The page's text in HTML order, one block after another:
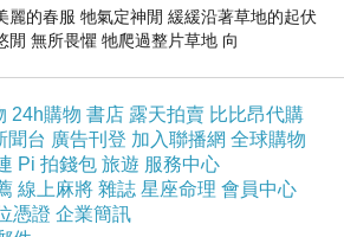
greenmall.info/redirect.php?
麗的春服 牠氣定神閒 緩緩沿著草地的起伏
閒 無所畏懼 牠爬過整片草地 向
24h購物 書店 露天拍賣 比比昂代購
聞台 廣告刊登 加入聯播網 全球購物
Pi 拍錢包 旅遊 服務中心
線上麻將 雜誌 星座命理 會員中心
憑證 企業簡訊